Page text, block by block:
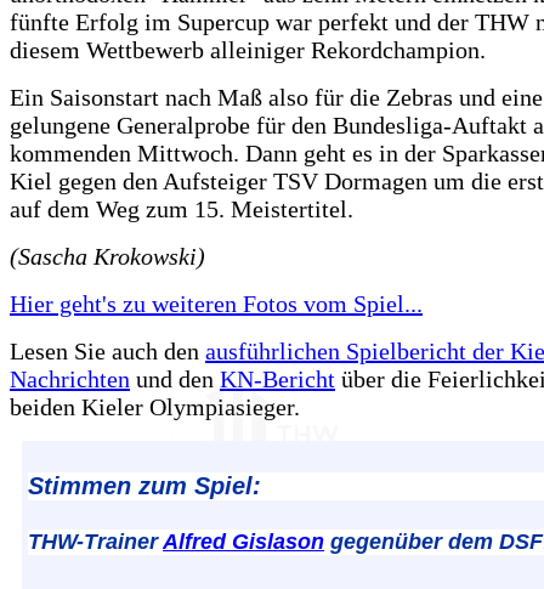
fünfte Erfolg im Supercup war perfekt und der THW
diesem Wettbewerb alleiniger Rekordchampion.
Ein Saisonstart nach Maß also für die Zebras und
gelungene Generalprobe für den Bundesliga-Auftakt
kommenden Mittwoch. Dann geht es in der
Kiel gegen den Aufsteiger TSV Dormagen um die
auf dem Weg zum 15. Meistertitel.
(Sascha Krokowski)
Hier geht's zu weiteren Fotos vom Spiel...
Lesen Sie auch den ausführlichen Spielbericht der
Nachrichten und den KN-Bericht über die
beiden Kieler Olympiasieger.
Stimmen zum Spiel:
THW-TrainerAlfred Gislason gegenüber dem